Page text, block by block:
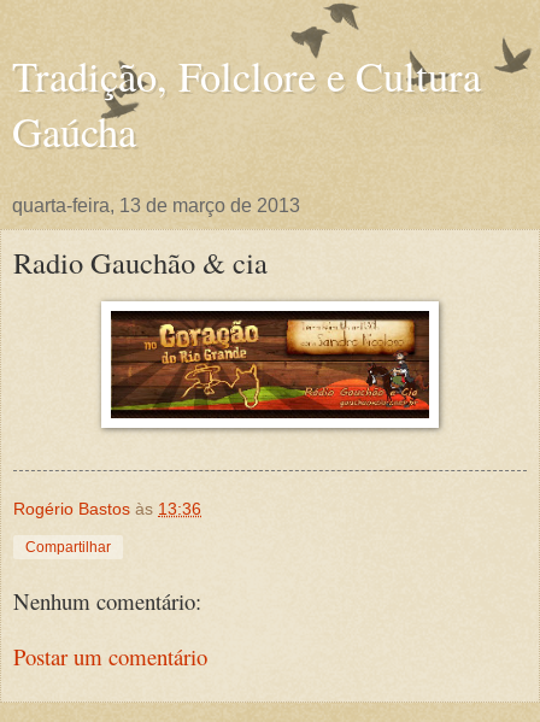
Tradição, Folclore e Cultura
Gaúcha
quarta-feira, 13 de março de 2013
Radio Gauchão & cia
Rogério Bastos às 13:36
Compartilhar
Nenhum comentário:
Postar um comentário